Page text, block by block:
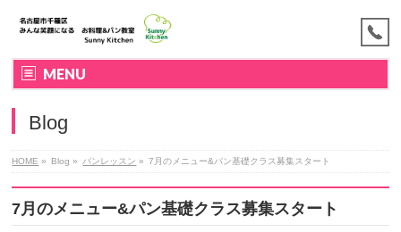
MENU
Blog
HOME » Blog » パンレッスン » 7月のメニュー&パン基礎クラス募集スタート
7月のメニュー&パン基礎クラス募集スタート